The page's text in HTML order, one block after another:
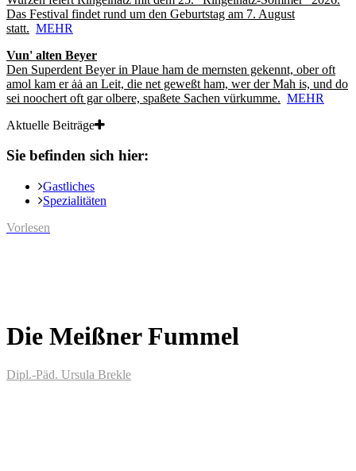
Das Festival findet rund um den Geburtstag am 7. August
statt. MEHR
Vun' alten Beyer
Den Superdent Beyer in Plaue ham de mernsten gekennt, ober oft
amol kam er ȧȧ an Leit, die net geweßt ham, wer der Mah is, und do
sei noochert oft gar olbere, spaßete Sachen vürkumme. MEHR
Aktuelle Beiträge
Sie befinden sich hier:
Gastliches
Spezialitäten
Vorlesen
Die Meißner Fummel
Dipl.-Päd. Ursula Brekle